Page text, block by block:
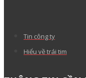
Tin công ty
Hiểu về trái tim